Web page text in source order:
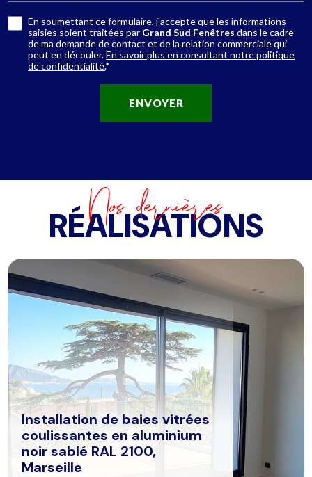
En soumettant ce formulaire, j'accepte que les informations
saisies soient traitées par Grand Sud Fenêtres dans le cadre
de ma demande de contact et de la relation commerciale qui
peut en découler.En savoir plus en consultant notre politique
de confidentialité.*
Nos dernières
RÉALISATIONS
Installation de baies vitrées
coulissantes en aluminium
noir sablé RAL 2100,
Marseille